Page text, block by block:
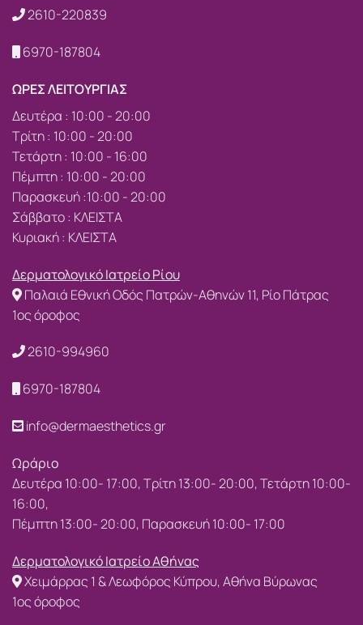
2610-220839
6970-187804
ΩΡΕΣ ΛΕΙΤΟΥΡΓΙΑΣ
Δευτέρα : 10:00 - 20:00
Τρίτη : 10:00 - 20:00
Τετάρτη : 10:00 - 16:00
Πέμπτη : 10:00 - 20:00
Παρασκευή :10:00 - 20:00
Σάββατο : ΚΛΕΙΣΤΑ
Κυριακή : ΚΛΕΙΣΤΑ
Δερματολογικό Ιατρείο Ρίου
Παλαιά Εθνική Οδός Πατρών-Αθηνών 11, Ρίο Πάτρας
1ος όροφος
2610-994960
6970-187804
info@dermaesthetics.gr
Ωράριο
Δευτέρα 10:00- 17:00, Τρίτη 13:00- 20:00, Τετάρτη 10:00-
16:00,
Πέμπτη 13:00- 20:00, Παρασκευή 10:00- 17:00
Δερματολογικό Ιατρείο Αθήνας
Χειμάρρας 1 & Λεωφόρος Κύπρου, Αθήνα Βύρωνας
1ος όροφος